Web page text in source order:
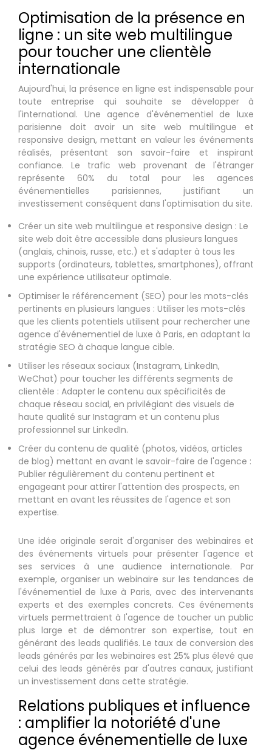
Optimisation de la présence en
ligne : un site web multilingue
pour toucher une clientèle
internationale
Aujourd'hui, la présence en ligne est indispensable pour
toute entreprise qui souhaite se développer à
l'international. Une agence d'événementiel de luxe
parisienne doit avoir un site web multilingue et
responsive design, mettant en valeur les événements
réalisés, présentant son savoir-faire et inspirant
confiance. Le trafic web provenant de l'étranger
représente 60% du total pour les agences
événementielles parisiennes, justifiant un
investissement conséquent dans l'optimisation du site.
Créer un site web multilingue et responsive design : Le
site web doit être accessible dans plusieurs langues
(anglais, chinois, russe, etc.) et s'adapter à tous les
supports (ordinateurs, tablettes, smartphones), offrant
une expérience utilisateur optimale.
Optimiser le référencement (SEO) pour les mots-clés
pertinents en plusieurs langues : Utiliser les mots-clés
que les clients potentiels utilisent pour rechercher une
agence d'événementiel de luxe à Paris, en adaptant la
stratégie SEO à chaque langue cible.
Utiliser les réseaux sociaux (Instagram, LinkedIn,
WeChat) pour toucher les différents segments de
clientèle : Adapter le contenu aux spécificités de
chaque réseau social, en privilégiant des visuels de
haute qualité sur Instagram et un contenu plus
professionnel sur LinkedIn.
Créer du contenu de qualité (photos, vidéos, articles
de blog) mettant en avant le savoir-faire de l'agence :
Publier régulièrement du contenu pertinent et
engageant pour attirer l'attention des prospects, en
mettant en avant les réussites de l'agence et son
expertise.
Une idée originale serait d'organiser des webinaires et
des événements virtuels pour présenter l'agence et
ses services à une audience internationale. Par
exemple, organiser un webinaire sur les tendances de
l'événementiel de luxe à Paris, avec des intervenants
experts et des exemples concrets. Ces événements
virtuels permettraient à l'agence de toucher un public
plus large et de démontrer son expertise, tout en
générant des leads qualifiés. Le taux de conversion des
leads générés par les webinaires est 25% plus élevé que
celui des leads générés par d'autres canaux, justifiant
un investissement dans cette stratégie.
Relations publiques et influence
: amplifier la notoriété d'une
agence événementielle de luxe